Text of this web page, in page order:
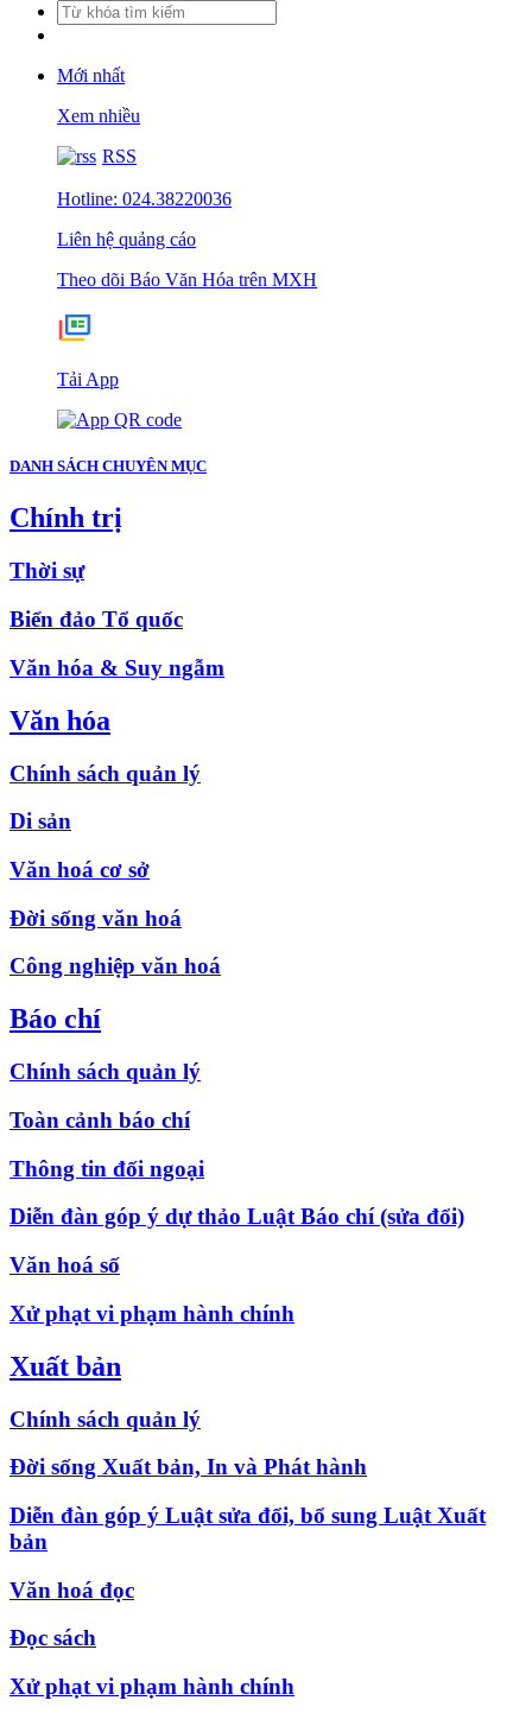
Mới nhất
Xem nhiều
RSS
Hotline: 024.38220036
Liên hệ quảng cáo
Theo dõi Báo Văn Hóa trên MXH
Tải App
DANH SÁCH CHUYÊN MỤC
Chính trị
Thời sự
Biển đảo Tổ quốc
Văn hóa & Suy ngẫm
Văn hóa
Chính sách quản lý
Di sản
Văn hoá cơ sở
Đời sống văn hoá
Công nghiệp văn hoá
Báo chí
Chính sách quản lý
Toàn cảnh báo chí
Thông tin đối ngoại
Diễn đàn góp ý dự thảo Luật Báo chí (sửa đổi)
Văn hoá số
Xử phạt vi phạm hành chính
Xuất bản
Chính sách quản lý
Đời sống Xuất bản, In và Phát hành
Diễn đàn góp ý Luật sửa đổi, bổ sung Luật Xuất
bản
Văn hoá đọc
Đọc sách
Xử phạt vi phạm hành chính